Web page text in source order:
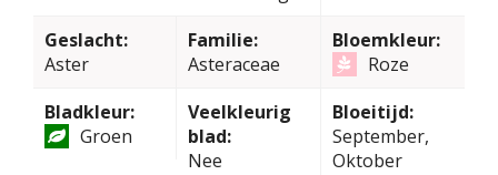
Geslacht:
Aster
Familie:
Asteraceae
Bloemkleur:
Roze
Bladkleur:
Groen
Veelkleurig
blad:
Nee
Bloeitijd:
September,
Oktober